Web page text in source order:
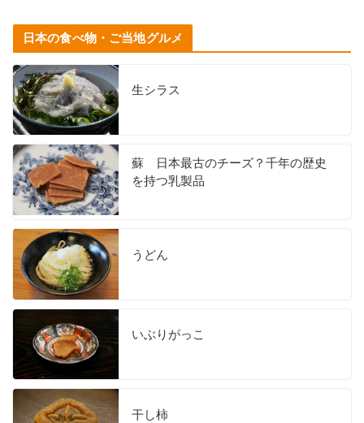
日本の食べ物・ご当地グルメ
生シラス
蘇 日本最古のチーズ？千年の歴史
を持つ乳製品
うどん
いぶりがっこ
干し柿